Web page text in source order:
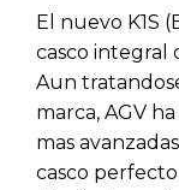
El nuevo K1S
casco integral
Aun
marca, AGV
mas
casco